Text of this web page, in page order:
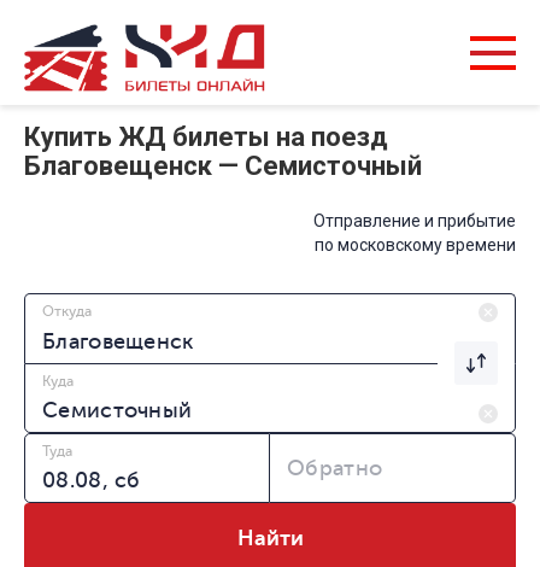
Купить ЖД билеты на поезд
Благовещенск — Семисточный
Отправление и прибытие
по московскому времени
Откуда
Куда
Туда
Обратно
Найти